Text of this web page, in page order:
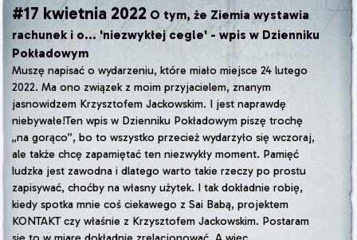
#17 kwietnia 2022 O tym, że Ziemia wystawia
rachunek i o... 'niezwykłej cegle' - wpis w Dzienniku
Pokładowym
Muszę napisać o wydarzeniu, które miało miejsce 24 lutego
2022. Ma ono związek z moim przyjacielem, znanym
jasnowidzem Krzysztofem Jackowskim. I jest naprawdę
niebywałe!Ten wpis w Dzienniku Pokładowym piszę trochę
„na gorąco”, bo to wszystko przecież wydarzyło się wczoraj,
ale także chcę zapamiętać ten niezwykły moment. Pamięć
ludzka jest zawodna i dlatego warto takie rzeczy po prostu
zapisywać, choćby na własny użytek. I tak dokładnie robię,
kiedy spotka mnie coś ciekawego z Sai Babą, projektem
KONTAKT czy właśnie z Krzysztofem Jackowskim. Postaram